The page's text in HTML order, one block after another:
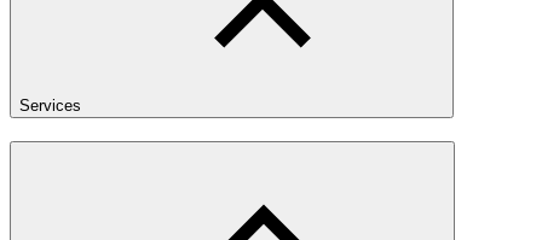
Services